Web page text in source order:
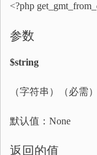
<?php
参数
$string
（字符串）（必需
默认值：None
返回的值